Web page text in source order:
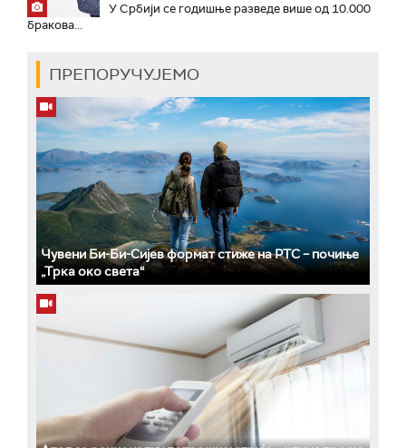
У Србији се годишње разведе више од 10.000
бракова...
ПРЕПОРУЧУЈЕМО
Чувени Би-Би-Сијев формат стиже на РТС – почиње
„Трка око света“